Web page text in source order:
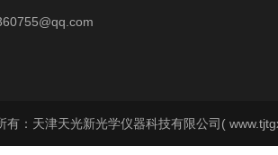
有：天津天光新光学仪器科技有限公司(